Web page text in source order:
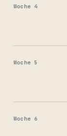
Woche 4
Woche 5
Woche 6